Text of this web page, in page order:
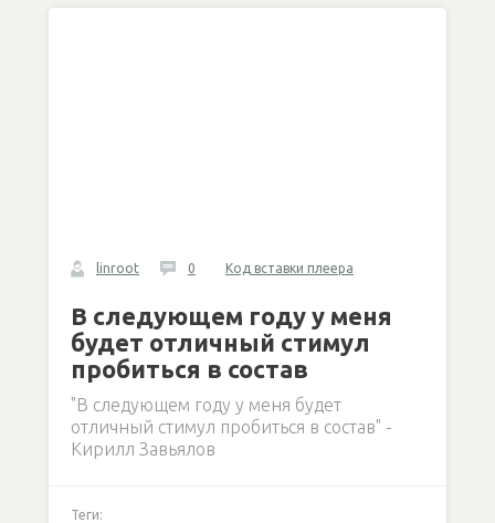
linroot 0 Код вставки плеера
В следующем году у меня
будет отличный стимул
пробиться в состав
"В следующем году у меня будет
отличный стимул пробиться в состав" -
Кирилл Завьялов
Теги: